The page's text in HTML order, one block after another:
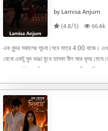
by Lamisa Anjum
(4.8/5)
66.4k
এক সুন্দর সকালের সূচনা।সবে মাত্র 4:00 বাজে।
যেনো একটু ঘুম ভাঙা মুখে হালকা নীল আর ধূসর মেঘে
শব্দে ভরে উঠছে পরিবেশ। পাতার ওপর বৃষ্টির
পড়ে নতুন ছন্দ তৈরি করছে। চায়ের কাপ হাতে